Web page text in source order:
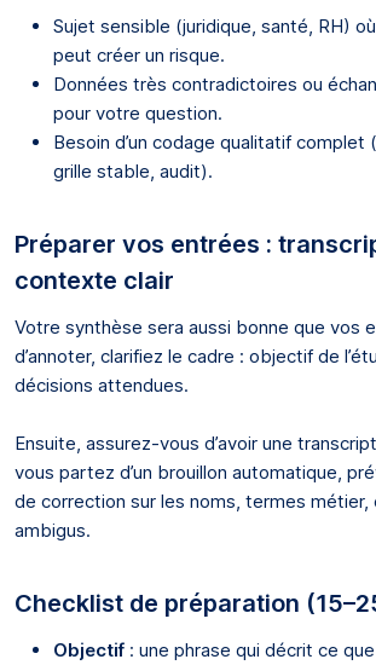
Sujet sensible (juridique, santé, RH)
peut créer un risque.
Données très contradictoires ou
pour votre question.
Besoin d’un codage qualitatif complet
grille stable, audit).
Préparer vos entrées :
contexte clair
Votre synthèse sera aussi bonne que vos
d’annoter, clarifiez le cadre : objectif de
décisions attendues.
Ensuite, assurez-vous d’avoir une
vous partez d’un brouillon automatique,
de correction sur les noms, termes métier,
ambigus.
Checklist de préparation
Objectif : une phrase qui décrit ce